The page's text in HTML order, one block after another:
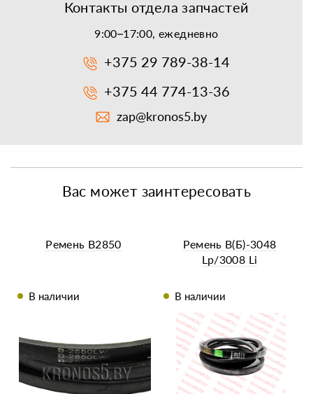
Контакты отдела запчастей
9:00–17:00, ежедневно
+375 29 789-38-14
+375 44 774-13-36
zap@kronos5.by
Вас может заинтересовать
Ремень B2850
В наличии
Ремень B(Б)-3048
Lp/3008 Li
В наличии